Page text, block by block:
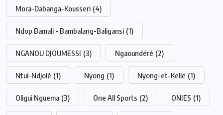
Mora-Dabanga-Kousseri (4)
Ndop Bamali - Bambalang-Baligansi (1)
NGANOU DJOUMESSI (3) Ngaoundéré (2)
Ntui-Ndjolé (1) Nyong (1) Nyong-et-Kellé (1)
Oligui Nguema (3) One All Sports (2) ONIES (1)